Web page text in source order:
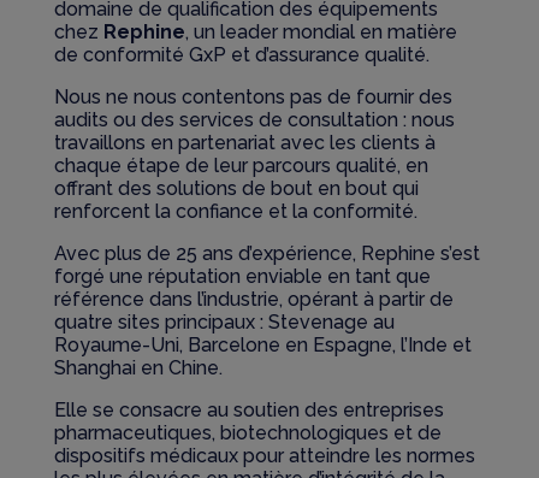
domaine de qualification des équipements
chez Rephine, un leader mondial en matière
de conformité GxP et d’assurance qualité.
Nous ne nous contentons pas de fournir des
audits ou des services de consultation : nous
travaillons en partenariat avec les clients à
chaque étape de leur parcours qualité, en
offrant des solutions de bout en bout qui
renforcent la confiance et la conformité.
Avec plus de 25 ans d’expérience, Rephine s’est
forgé une réputation enviable en tant que
référence dans l’industrie, opérant à partir de
quatre sites principaux : Stevenage au
Royaume-Uni, Barcelone en Espagne, l’Inde et
Shanghai en Chine.
Elle se consacre au soutien des entreprises
pharmaceutiques, biotechnologiques et de
dispositifs médicaux pour atteindre les normes